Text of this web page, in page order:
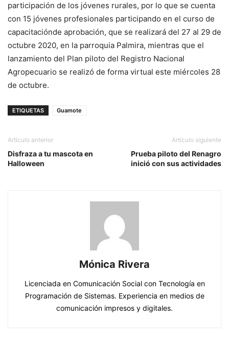
participación de los jóvenes rurales, por lo que se cuenta
con 15 jóvenes profesionales participando en el curso de
capacitaciónde aprobación, que se realizará del 27 al 29 de
octubre 2020, en la parroquia Palmira, mientras que el
lanzamiento del Plan piloto del Registro Nacional
Agropecuario se realizó de forma virtual este miércoles 28
de octubre.
ETIQUETAS Guamote
Artículo anterior
Disfraza a tu mascota en
Halloween
Artículo siguiente
Prueba piloto del Renagro
inició con sus actividades
Mónica Rivera
Licenciada en Comunicación Social con Tecnología en
Programación de Sistemas. Experiencia en medios de
comunicación impresos y digitales.